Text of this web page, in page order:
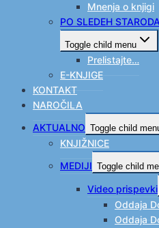
Mnenja o knjigi
PO SLEDEH
Toggle child menu
Prelistajte…
E-KNJIGE
KONTAKT
NAROČILA
AKTUALNO Toggle child
KNJIŽNICE
MEDIJI Toggle child
Video prispevki
Oddaja
Oddaja